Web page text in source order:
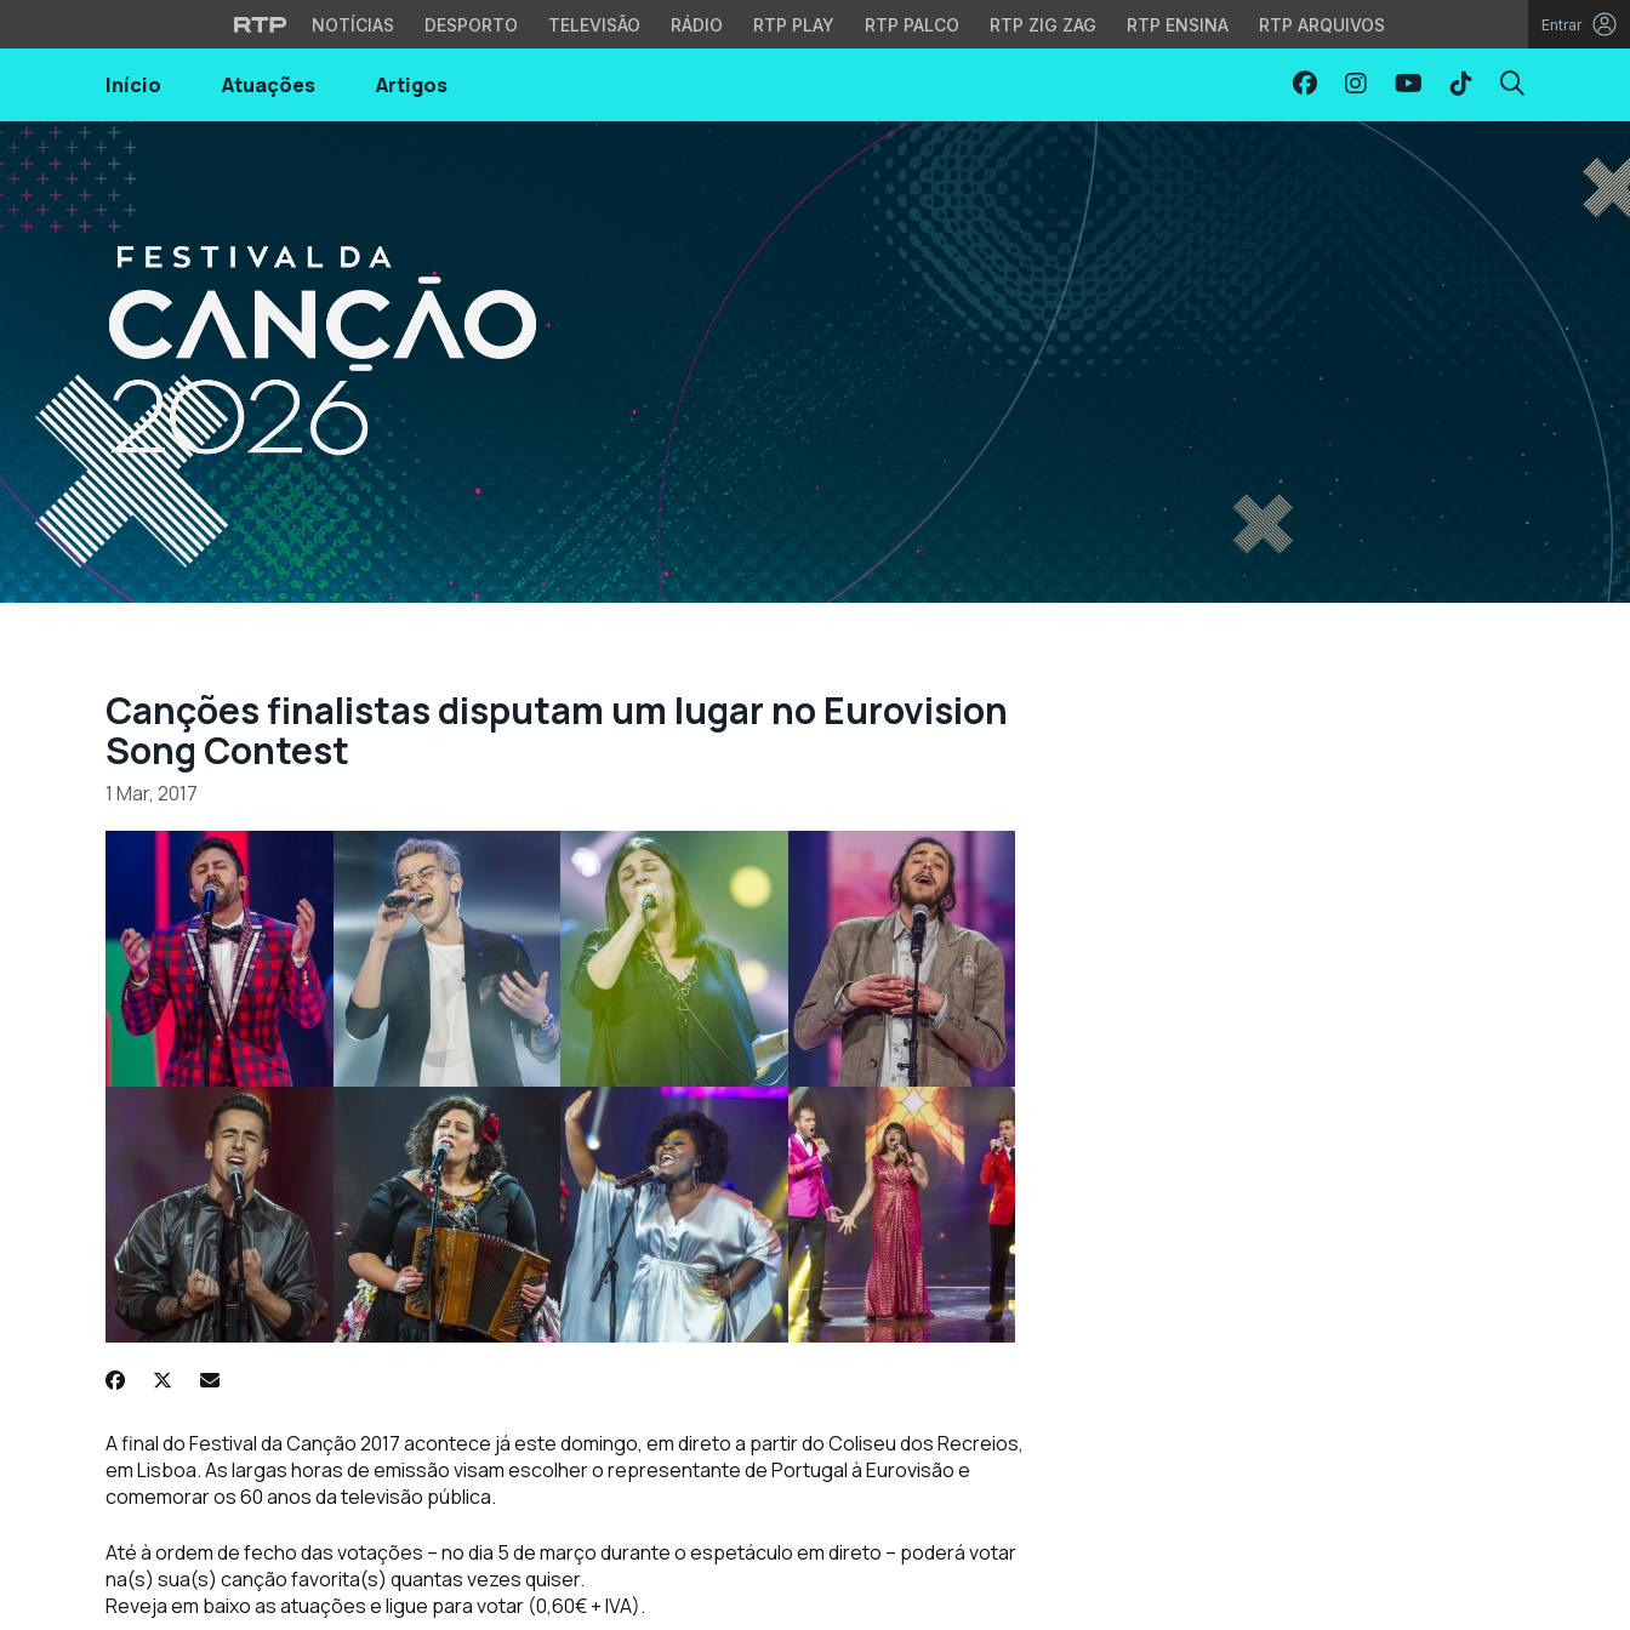
NOTÍCIAS DESPORTO TELEVISÃO RÁDIO RTP PLAY RTP PALCO RTP ZIG ZAG RTP ENSINA RTP ARQUIVOS Entrar
Início Atuações Artigos
Canções finalistas disputam um lugar no Eurovision
Song Contest
1 Mar, 2017
A final do Festival da Canção 2017 acontece já este domingo, em direto a partir do Coliseu dos Recreios,
em Lisboa. As largas horas de emissão visam escolher o representante de Portugal à Eurovisão e
comemorar os 60 anos da televisão pública.
Até à ordem de fecho das votações – no dia 5 de março durante o espetáculo em direto – poderá votar
na(s) sua(s) canção favorita(s) quantas vezes quiser.
Reveja em baixo as atuações e ligue para votar (0,60€ + IVA).